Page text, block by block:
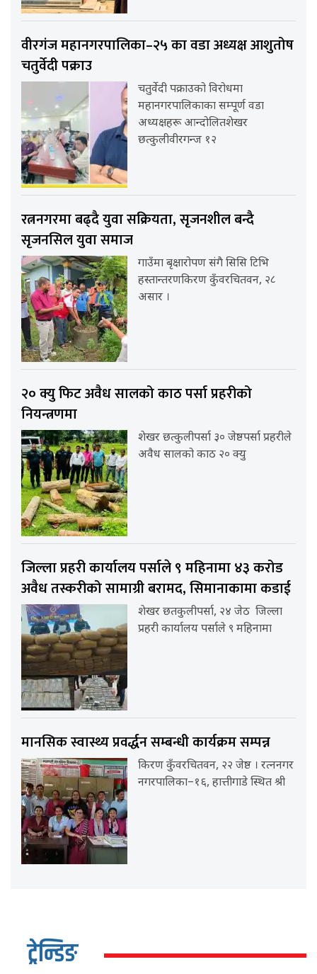
वीरगंज महानगरपालिका–२५ का वडा अध्यक्ष आशुतोष
चतुर्वेदी पक्राउ
चतुर्वेदी पक्राउको विरोधमा
महानगरपालिकाका सम्पूर्ण वडा
अध्यक्षहरू आन्दोलितशेखर
छत्कुलीवीरगन्ज १२
रत्ननगरमा बढ्दै युवा सक्रियता, सृजनशील बन्दै
सृजनसिल युवा समाज
गाउँमा बृक्षारोपण संगै सिसि टिभि
हस्तान्तरणकिरण कुँवरचितवन, २८
असार ।
२० क्यु फिट अवैध सालको काठ पर्सा प्रहरीको
नियन्त्रणमा
शेखर छत्कुलीपर्सा ३० जेष्ठपर्सा प्रहरीले
अवैध सालको काठ २० क्यु
जिल्ला प्रहरी कार्यालय पर्साले ९ महिनामा ४३ करोड
अवैध तस्करीको सामाग्री बरामद, सिमानाकामा कडाई
शेखर छतकुलीपर्सा, २४ जेठ जिल्ला
प्रहरी कार्यालय पर्साले ९ महिनामा
मानसिक स्वास्थ्य प्रवर्द्धन सम्बन्धी कार्यक्रम सम्पन्न
किरण कुँवरचितवन, २२ जेष्ठ । रत्ननगर
नगरपालिका–१६, हात्तीगाडे स्थित श्री
ट्रेन्डिङ